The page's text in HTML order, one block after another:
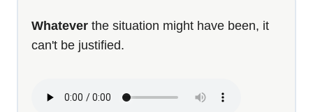
Whatever the situation might have been, it
can't be justified.